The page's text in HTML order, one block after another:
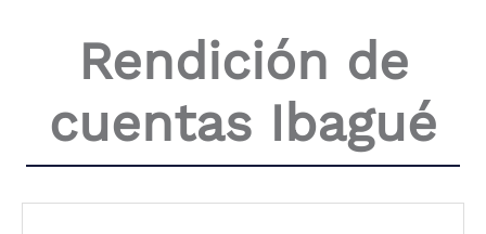
Rendición de
cuentas Ibagué